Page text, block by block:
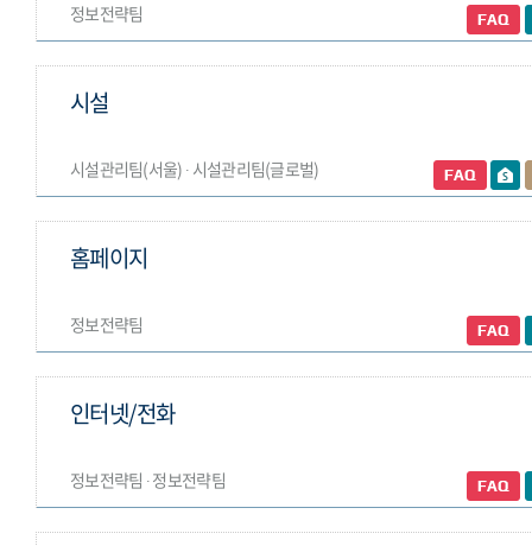
정보전략팀
시설관리팀(서울) ∙ 시설관리팀(글로벌)
시설
정보전략팀
홈페이지
정보전략팀 ∙ 정보전략팀
인터넷/전화